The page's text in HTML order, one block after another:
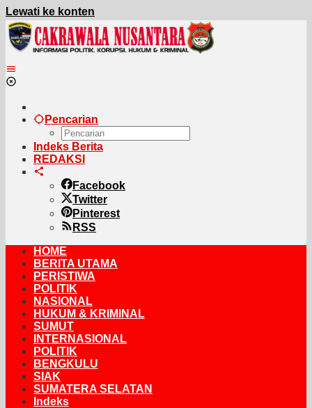
Lewati ke konten
Pencarian
Indeks Berita
REDAKSI
Facebook
Twitter
Pinterest
RSS
HOME
BERITA UTAMA
PERISTIWA
POLITIK
NASIONAL
HUKUM & KRIMINAL
SUMUT
INTERNASIONAL
POLITIK
BENGKULU
SIAK
SUMATERA SELATAN
Indeks